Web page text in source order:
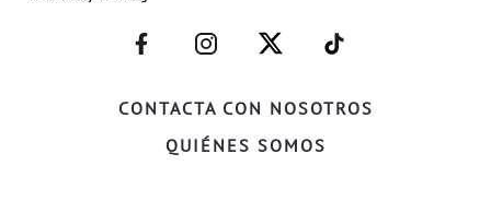
CONTACTA CON NOSOTROS
QUIÉNES SOMOS
–
FACEBOOK–
–
INSTAGRAM–
–
TWITTER–
–
WELIFE–